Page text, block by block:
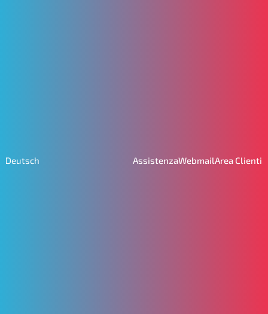
Deutsch AssistenzaWebmailArea Clienti